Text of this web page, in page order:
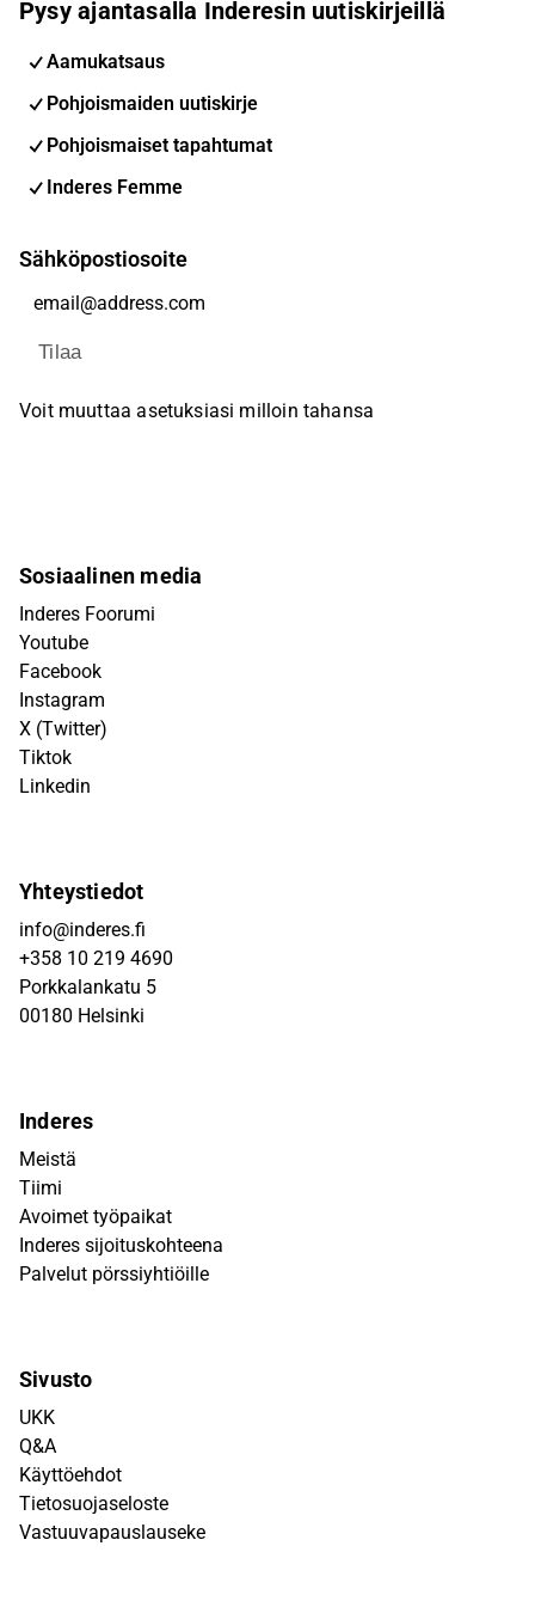
Pysy ajantasalla Inderesin uutiskirjeillä
Aamukatsaus
Pohjoismaiden uutiskirje
Pohjoismaiset tapahtumat
Inderes Femme
Sähköpostiosoite
Tilaa
Voit muuttaa asetuksiasi milloin tahansa
Sosiaalinen media
Inderes Foorumi
Youtube
Facebook
Instagram
X (Twitter)
Tiktok
Linkedin
Yhteystiedot
info@inderes.fi
+358 10 219 4690
Porkkalankatu 5
00180 Helsinki
Inderes
Meistä
Tiimi
Avoimet työpaikat
Inderes sijoituskohteena
Palvelut pörssiyhtiöille
Sivusto
UKK
Q&A
Käyttöehdot
Tietosuojaseloste
Vastuuvapauslauseke